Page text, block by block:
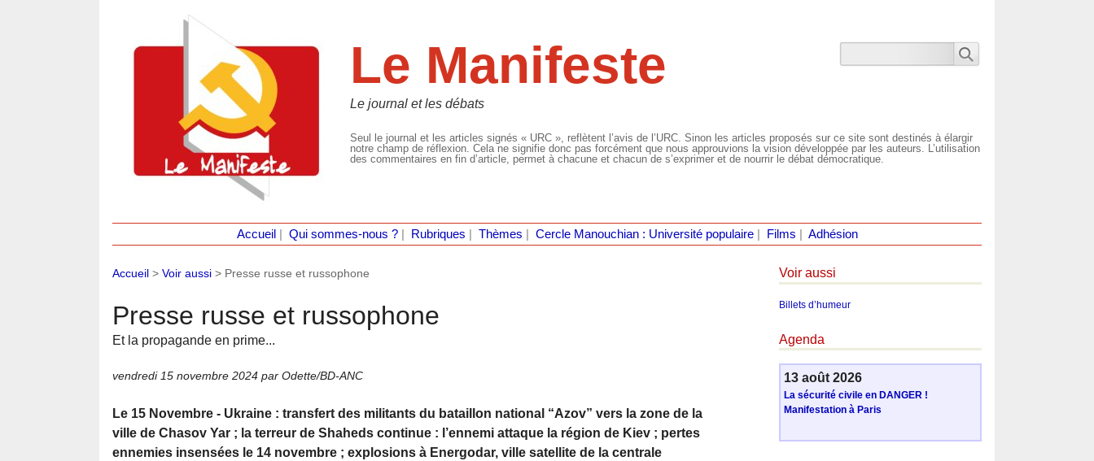
Le Manifeste
Le journal et les débats
Seul le journal et les articles signés « URC », reflètent l’avis de l’URC. Sinon les articles proposés sur ce site sont destinés à élargir
notre champ de réflexion. Cela ne signifie donc pas forcément que nous approuvions la vision développée par les auteurs. L’utilisation
des commentaires en fin d’article, permet à chacune et chacun de s’exprimer et de nourrir le débat démocratique.
Accueil Qui sommes-nous ?| Rubriques Thèmes Cercle Manouchian : Université populaire| Films Adhésion
Accueil > Voir aussi > Presse russe et russophone
Presse russe et russophone
Et la propagande en prime...
vendredi 15 novembre 2024 par Odette/BD-ANC
Le 15 Novembre - Ukraine : transfert des militants du bataillon national “Azov” vers la zone de la
ville de Chasov Yar ; la terreur de Shaheds continue : l’ennemi attaque la région de Kiev ; pertes
ennemies insensées le 14 novembre ; explosions à Energodar, ville satellite de la centrale
Voir aussi
Billets d’humeur
Agenda
13 août 2026
La sécurité civile en DANGER !
Manifestation à Paris